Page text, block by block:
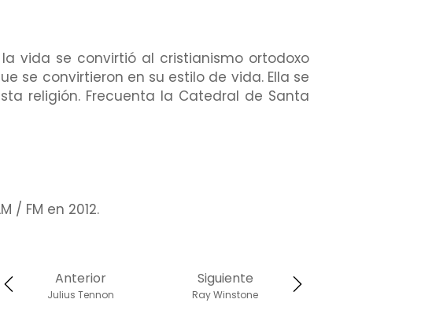
vida se convirtió al cristianismo ortodoxo
se convirtieron en su estilo de vida. Ella se
religión. Frecuenta la Catedral de Santa
/ FM en 2012.
Siguiente
Ray Winstone
Anterior
Julius Tennon